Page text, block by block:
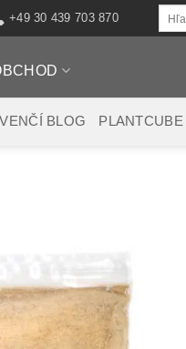
+49 30 439 703 870
BLOG PLANTCUBE